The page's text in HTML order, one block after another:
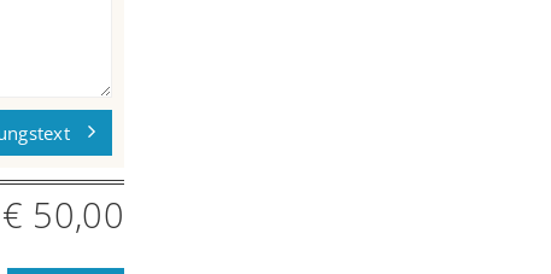
€ 50,00